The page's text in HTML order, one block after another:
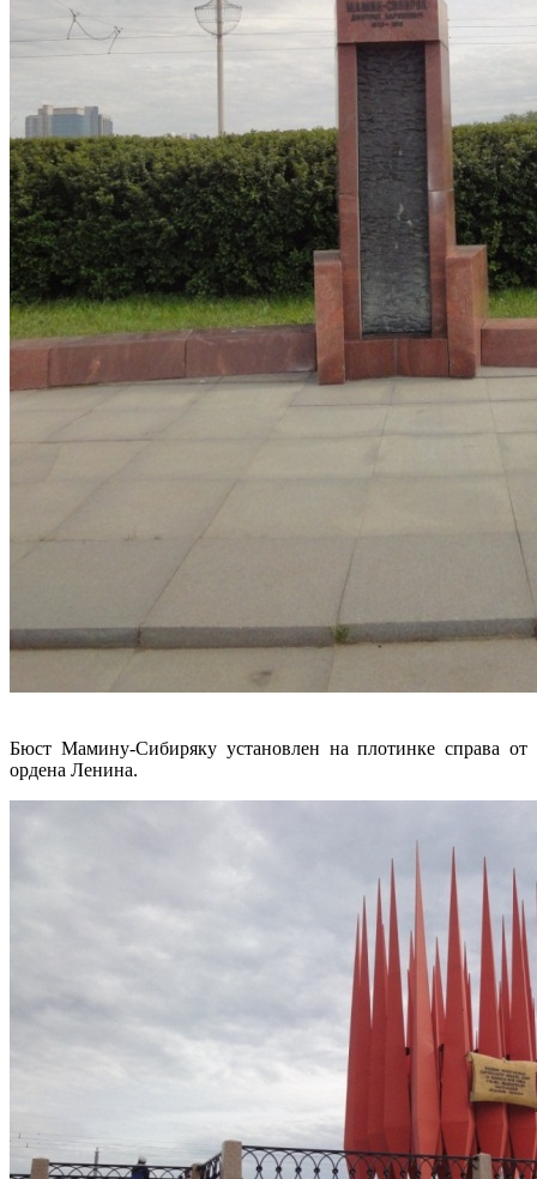
Бюст Мамину-Сибиряку установлен на плотинке справа от
ордена Ленина.